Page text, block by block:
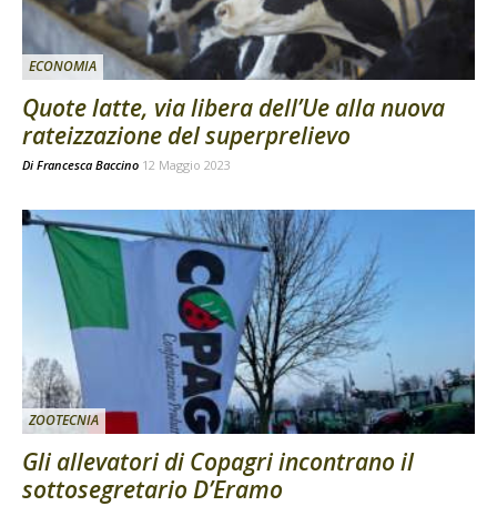
ECONOMIA
Quote latte, via libera dell’Ue alla nuova
rateizzazione del superprelievo
Di Francesca Baccino 12 Maggio 2023
ZOOTECNIA
Gli allevatori di Copagri incontrano il
sottosegretario D’Eramo